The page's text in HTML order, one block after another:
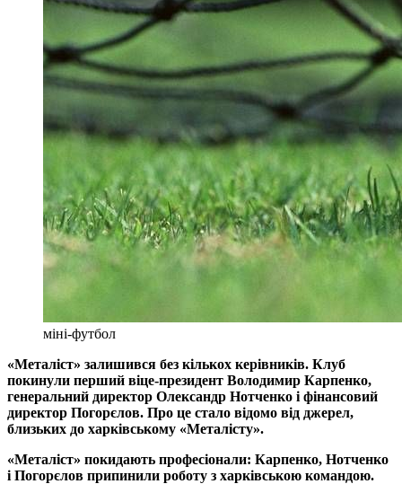
міні-футбол
«Металіст» залишився без кількох керівників. Клуб
покинули перший віце-президент Володимир Карпенко,
генеральний директор Олександр Нотченко і фінансовий
директор Погорєлов. Про це стало відомо від джерел,
близьких до харківському «Металісту».
«Металіст» покидають професіонали: Карпенко, Нотченко
і Погорєлов припинили роботу з харківською командою.